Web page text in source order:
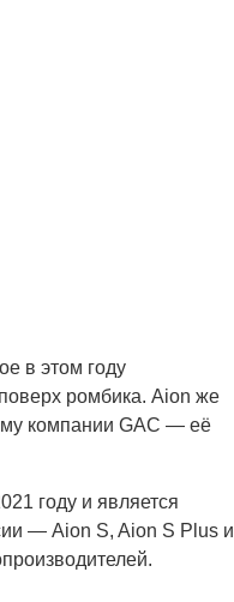
в этом году
ромбика. Aion же
компании GAC — её
году и является
— Aion S, Aion S Plus и